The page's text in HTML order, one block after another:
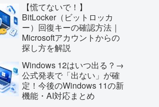
【慌てないで！】
BitLocker（ビットロッカ
ー）回復キーの確認方法｜
Microsoftアカウントからの
探し方を解説
Windows 12はいつ出る？→
公式発表で「出ない」が確
定！今後のWindows 11の新
機能・AI対応まとめ